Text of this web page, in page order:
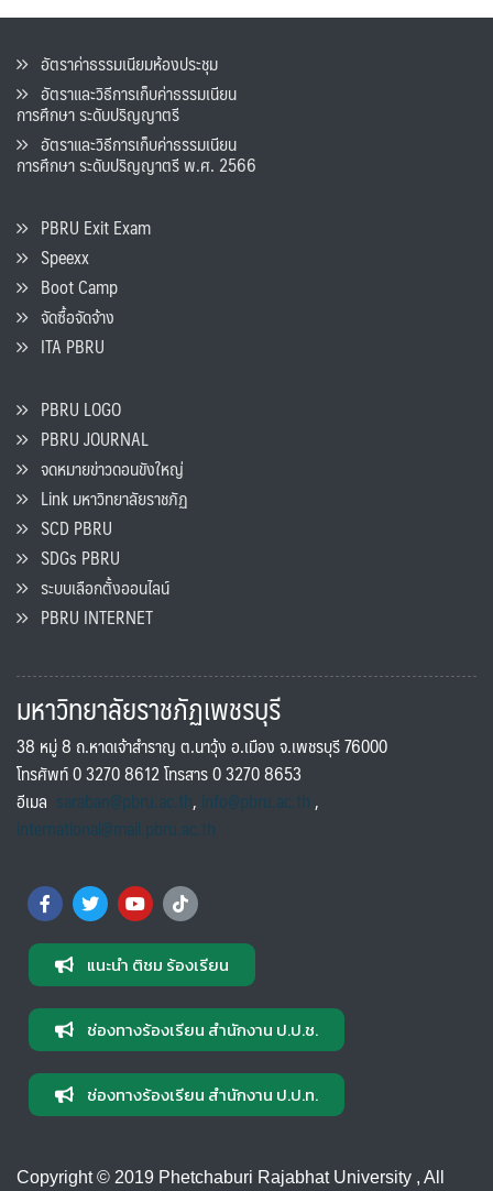
อัตราค่าธรรมเนียมห้องประชุม
อัตราและวิธีการเก็บค่าธรรมเนียน
การศึกษา ระดับปริญญาตรี
อัตราและวิธีการเก็บค่าธรรมเนียน
การศึกษา ระดับปริญญาตรี พ.ศ. 2566
PBRU Exit Exam
Speexx
Boot Camp
จัดซื้อจัดจ้าง
ITA PBRU
PBRU LOGO
PBRU JOURNAL
จดหมายข่าวดอนขังใหญ่
Link มหาวิทยาลัยราชภัฏ
SCD PBRU
SDGs PBRU
ระบบเลือกตั้งออนไลน์
PBRU INTERNET
มหาวิทยาลัยราชภัฏเพชรบุรี
38 หมู่ 8 ถ.หาดเจ้าสำราญ ต.นาวุ้ง อ.เมือง จ.เพชรบุรี 76000
โทรศัพท์ 0 3270 8612 โทรสาร 0 3270 8653
อีเมล saraban@pbru.ac.th, info@pbru.ac.th,
international@mail.pbru.ac.th
แนะนำ ติชม ร้องเรียน
ช่องทางร้องเรียน สำนักงาน ป.ป.ช.
ช่องทางร้องเรียน สำนักงาน ป.ป.ท.
Copyright © 2019 Phetchaburi Rajabhat University , All